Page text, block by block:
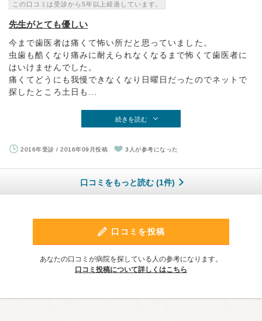
この口コミは受診から5年以上経過しています。
先生がとても優しい
今まで歯医者は痛くて怖い所だと思っていました。
虫歯も酷くなり痛みに耐えられなくなるまで怖くて歯医者に
はいけませんでした。
痛くてどうにも我慢できなくなり日曜日だったのでネットで
探したところ土日も...
続きを読む
2016年受診 / 2016年09月投稿 3人が参考になった
口コミをもっと読む (1件)
口コミを投稿
あなたの口コミが病院を探している人の参考になります。
口コミ投稿について詳しくはこちら